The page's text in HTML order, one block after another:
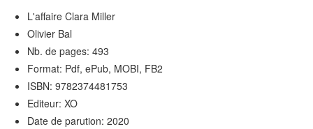
L'affaire Clara Miller
Olivier Bal
Nb. de pages: 493
Format: Pdf, ePub, MOBI, FB2
ISBN: 9782374481753
Editeur: XO
Date de parution: 2020